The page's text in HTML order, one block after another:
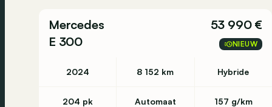
Mercedes
E 300
53 990 €
NIEUW
2024 8 152 km Hybride
204 pk Automaat 157 g/km